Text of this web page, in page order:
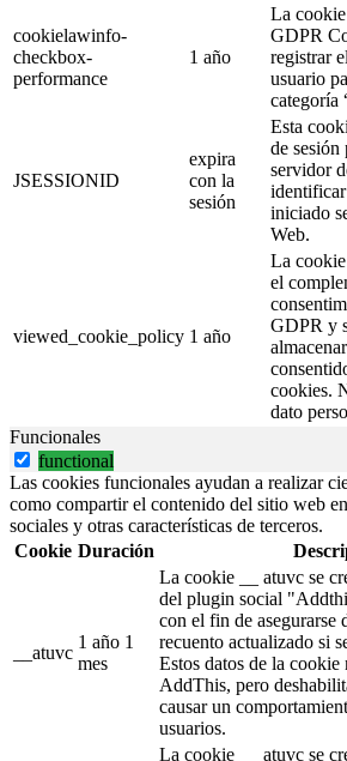
cookielawinfo-
checkbox-
performance
1 año
La
GDPR
registrar
usuario
categoría
JSESSIONID
expira
con la
sesión
Esta
de
servidor
iniciado
Web.
viewed_cookie_policy 1 año
La cookie
el
GDPR y
cookies.
dato
Funcionales
functional
Las cookies funcionales ayudan a realizar
como compartir el contenido del sitio web
sociales y otras características de terceros.
Cookie Duración
__atuvc
1 año 1
mes
La cookie __ atuvc se
del plugin social
con el fin de asegurarse
recuento actualizado si
Estos datos de la cookie
AddThis, pero
causar un
usuarios.
La cookie __ atuvc se